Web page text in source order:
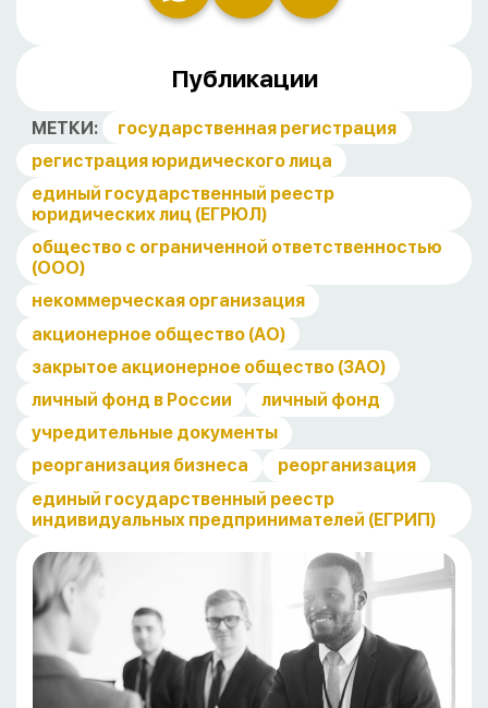
Публикации
МЕТКИ:
государственная регистрация
регистрация юридического лица
единый государственный реестр
юридических лиц (ЕГРЮЛ)
общество с ограниченной ответственностью
(ООО)
некоммерческая организация
акционерное общество (АО)
закрытое акционерное общество (ЗАО)
личный фонд в России
личный фонд
учредительные документы
реорганизация бизнеса
реорганизация
единый государственный реестр
индивидуальных предпринимателей (ЕГРИП)